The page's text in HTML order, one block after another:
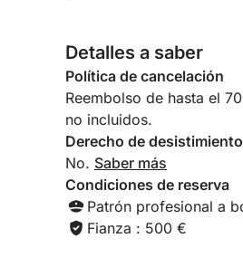
Detalles a saber
Política de cancelación
Reembolso de hasta el
no incluidos.
Derecho de
No. Saber más
Condiciones de reserva
Patrón profesional a
Fianza : 500 €